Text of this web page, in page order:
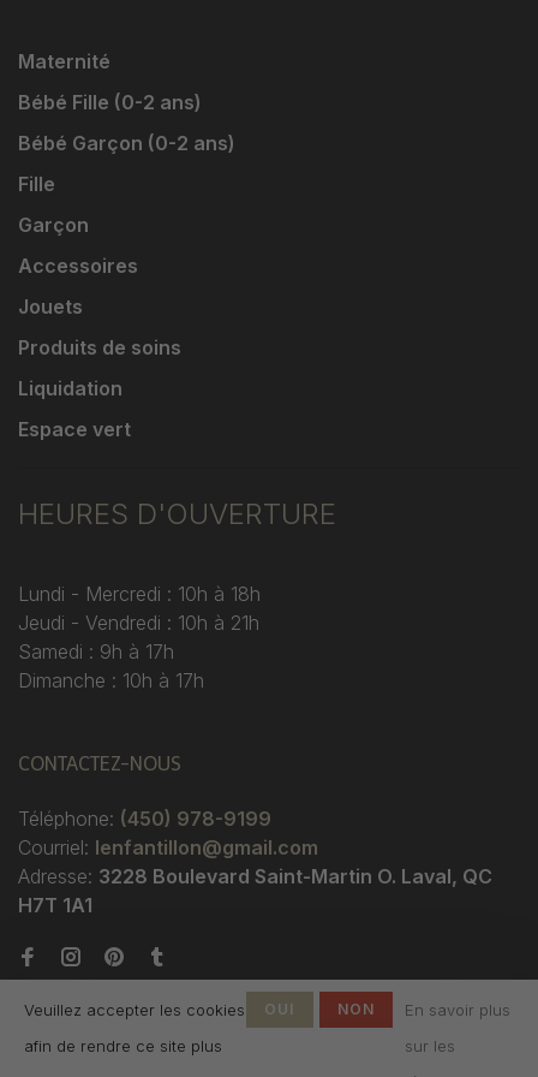
Maternité
Bébé Fille (0-2 ans)
Bébé Garçon (0-2 ans)
Fille
Garçon
Accessoires
Jouets
Produits de soins
Liquidation
Espace vert
HEURES D'OUVERTURE
Lundi - Mercredi : 10h à 18h
Jeudi - Vendredi : 10h à 21h
Samedi : 9h à 17h
Dimanche : 10h à 17h
CONTACTEZ-NOUS
Téléphone: (450) 978-9199
Courriel: lenfantillon@gmail.com
Adresse: 3228 Boulevard Saint-Martin O. Laval, QC
H7T 1A1
Veuillez accepter les cookies
afin de rendre ce site plus
OUI NON
En savoir plus
sur les